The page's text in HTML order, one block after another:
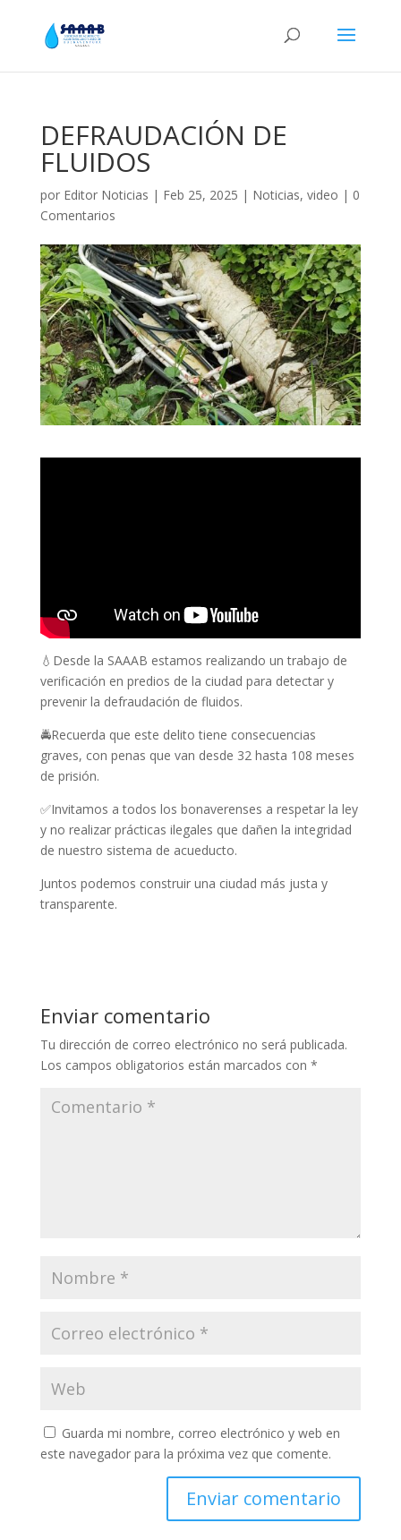
DEFRAUDACIÓN DE
FLUIDOS
por Editor Noticias | Feb 25, 2025 | Noticias, video | 0
Comentarios
💧Desde la SAAAB estamos realizando un trabajo de
verificación en predios de la ciudad para detectar y
prevenir la defraudación de fluidos.
🚔Recuerda que este delito tiene consecuencias
graves, con penas que van desde 32 hasta 108 meses
de prisión.
✅Invitamos a todos los bonaverenses a respetar la ley
y no realizar prácticas ilegales que dañen la integridad
de nuestro sistema de acueducto.
Juntos podemos construir una ciudad más justa y
transparente.
Enviar comentario
Tu dirección de correo electrónico no será publicada.
Los campos obligatorios están marcados con *
Guarda mi nombre, correo electrónico y web en
este navegador para la próxima vez que comente.